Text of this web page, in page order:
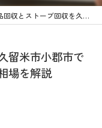
ーブ回収を久留米市小郡市で手間なく安く行う方法と料金相場を解説
留米市小郡市で
場を解説